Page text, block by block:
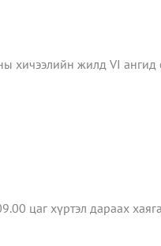
жилд VI ангид
цаг хүртэл дараах